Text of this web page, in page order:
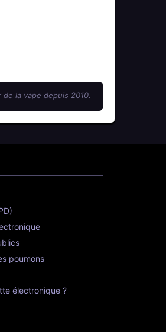
de la vape depuis 2010.
poumons
électronique ?